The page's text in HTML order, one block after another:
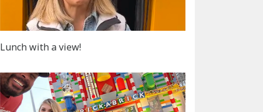
Lunch with a view!